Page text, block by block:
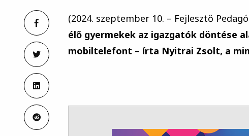
(2024. szeptember 10. – Fejlesztő
élő gyermekek az igazgatók döntése
mobiltelefont – írta Nyitrai Zsolt, a